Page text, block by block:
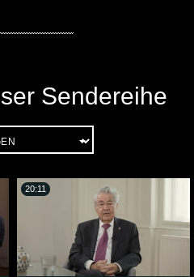
Sendereihe
20:11